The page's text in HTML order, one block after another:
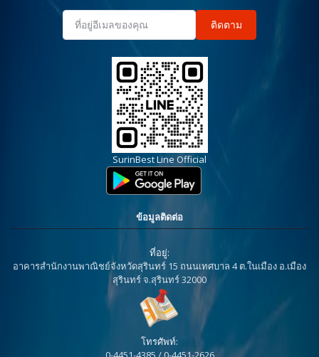
ติดตาม
SurinBest Line Official
ข้อมูลติดต่อ
ที่อยู่:
อาคารสำนักงานพาณิชย์จังหวัดสุรินทร์ 15 ถนนเทศบาล 4 ต.ในเมือง อ.เมือง
สุรินทร์ จ.สุรินทร์ 32000
โทรศัพท์: